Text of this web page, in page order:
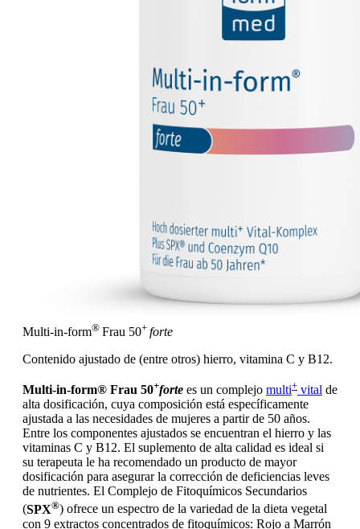
Multi-in-form® Frau 50+ forte
Contenido ajustado de (entre otros) hierro, vitamina C y B12.
Multi-in-form® Frau 50+forte es un complejo multi+ vital de
alta dosificación, cuya composición está específicamente
ajustada a las necesidades de mujeres a partir de 50 años.
Entre los componentes ajustados se encuentran el hierro y las
vitaminas C y B12. El suplemento de alta calidad es ideal si
su terapeuta le ha recomendado un producto de mayor
dosificación para asegurar la corrección de deficiencias leves
de nutrientes. El Complejo de Fitoquímicos Secundarios
(SPX®) ofrece un espectro de la variedad de la dieta vegetal
con 9 extractos concentrados de fitoquímicos: Rojo a Marrón